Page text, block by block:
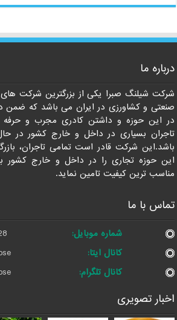
درباره ما
شرکت شیلنگ صبرا یکی از بزرگترین شرکت
صنعتی و کشاورزی در ایران می باشد که ضمن
در این حوزه و داشتن کادری مجرب و حرفه
تاجران بسیاری در داخل و خارج کشور در
باشد.این شرکت قادر است تمامی تاجران،
این حوزه تجاری را در داخل و خارج کشور
مناسب ترین کیفیت تامین نماید.
تماس با ما
شماره موبایل:
کانال ایتا:
کانال تلگرام:
اخبار تصویری